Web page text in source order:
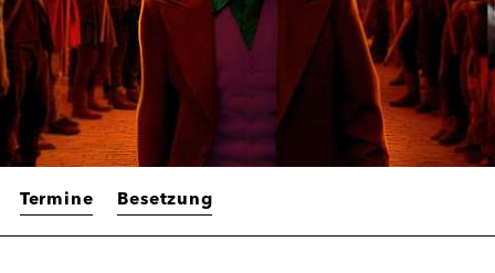
Termine Besetzung